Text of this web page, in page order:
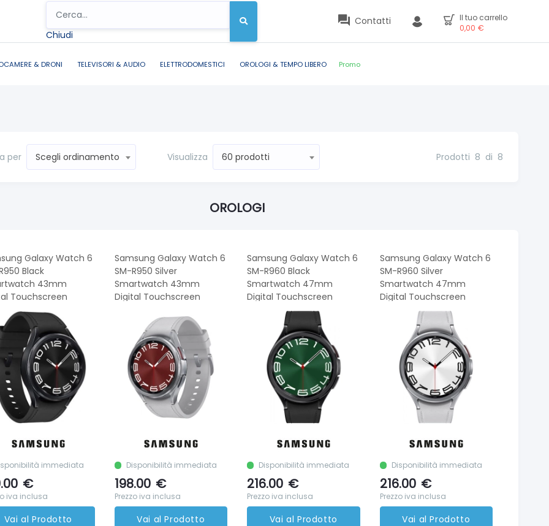
Chiudi
Contatti
Il tuo carrello
0,00 €
& DRONI TELEVISORI & AUDIO ELETTRODOMESTICI OROLOGI & TEMPO LIBERO Promo
per Scegli ordinamento Visualizza 60 prodotti Prodotti 8 di 8
OROLOGI
Galaxy Watch 6
Black
43mm
Touchscreen
immediata
€
iva inclusa
Vai al Prodotto
Samsung Galaxy Watch 6
SM-R950 Silver
Smartwatch 43mm
Digital Touchscreen
Disponibilità immediata
198.00 €
Prezzo iva inclusa
Vai al Prodotto
Samsung Galaxy Watch 6
SM-R960 Black
Smartwatch 47mm
Digital Touchscreen
Disponibilità immediata
216.00 €
Prezzo iva inclusa
Vai al Prodotto
Samsung Galaxy Watch 6
SM-R960 Silver
Smartwatch 47mm
Digital Touchscreen
Disponibilità immediata
216.00 €
Prezzo iva inclusa
Vai al Prodotto